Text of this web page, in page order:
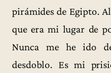
pirámides de Egipto.
que era mi lugar de
Nunca me he ido
desdoblo. Es mi